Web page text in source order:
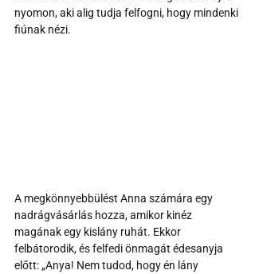
nyomon, aki alig tudja felfogni, hogy mindenki
fiúnak nézi.
A megkönnyebbülést Anna számára egy
nadrágvásárlás hozza, amikor kinéz
magának egy kislány ruhát. Ekkor
felbátorodik, és felfedi önmagát édesanyja
előtt: „Anya! Nem tudod, hogy én lány